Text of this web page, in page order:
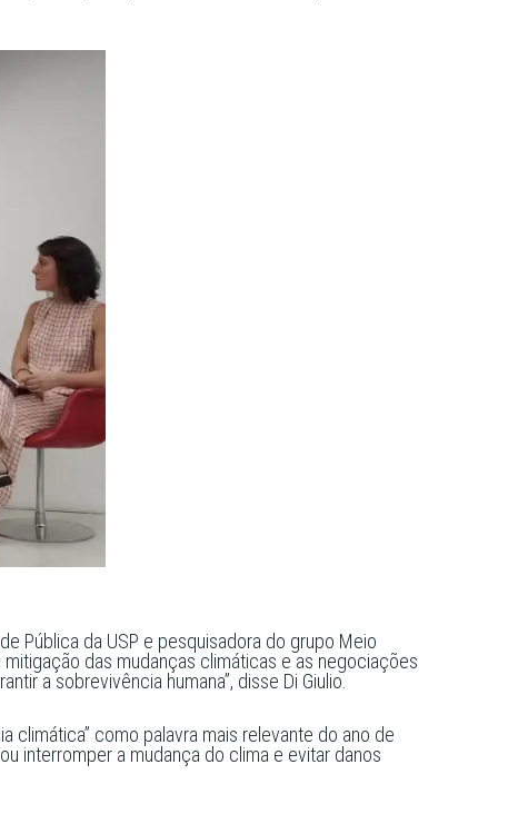
Pública da USP e pesquisadora do grupo Meio
das mudanças climáticas e as negociações
a sobrevivência humana”, disse Di Giulio.
climática” como palavra mais relevante do ano de
interromper a mudança do clima e evitar danos